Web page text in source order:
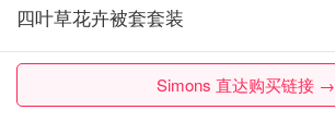
四叶草花卉被套套装
Simons 直达购买链接 →